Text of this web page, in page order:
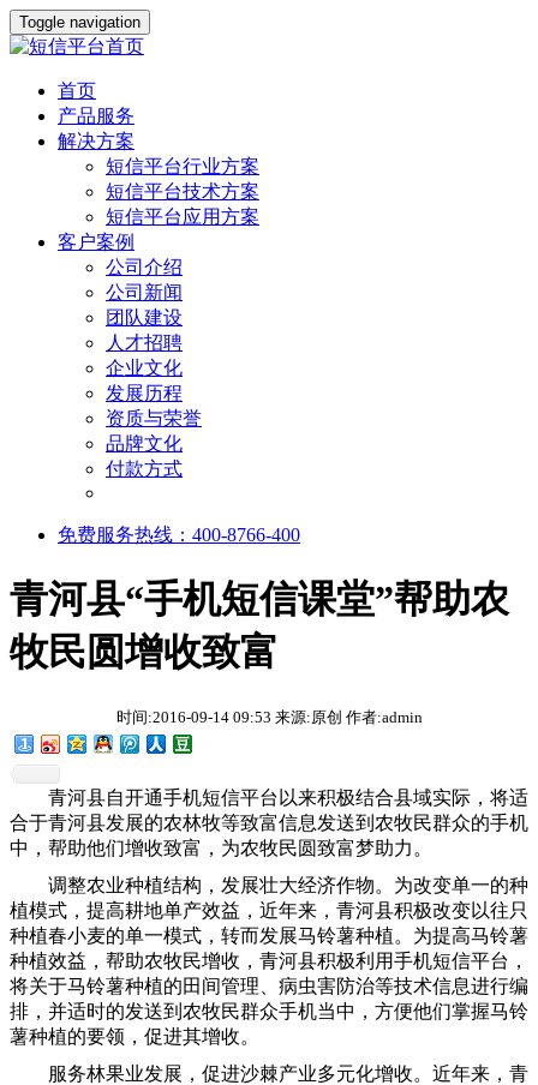
Toggle navigation
首页
产品服务
解决方案
短信平台行业方案
短信平台技术方案
短信平台应用方案
客户案例
公司介绍
公司新闻
团队建设
人才招聘
企业文化
发展历程
资质与荣誉
品牌文化
付款方式
免费服务热线：400-8766-400
青河县“手机短信课堂”帮助农
牧民圆增收致富
时间:2016-09-14 09:53 来源:原创 作者:admin
青河县自开通手机短信平台以来积极结合县域实际，将适
合于青河县发展的农林牧等致富信息发送到农牧民群众的手机
中，帮助他们增收致富，为农牧民圆致富梦助力。
调整农业种植结构，发展壮大经济作物。为改变单一的种
植模式，提高耕地单产效益，近年来，青河县积极改变以往只
种植春小麦的单一模式，转而发展马铃薯种植。为提高马铃薯
种植效益，帮助农牧民增收，青河县积极利用手机短信平台，
将关于马铃薯种植的田间管理、病虫害防治等技术信息进行编
排，并适时的发送到农牧民群众手机当中，方便他们掌握马铃
薯种植的要领，促进其增收。
服务林果业发展，促进沙棘产业多元化增收。近年来，青